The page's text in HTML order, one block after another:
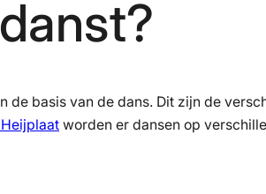
basis van de dans. Dit zijn de
worden er dansen op